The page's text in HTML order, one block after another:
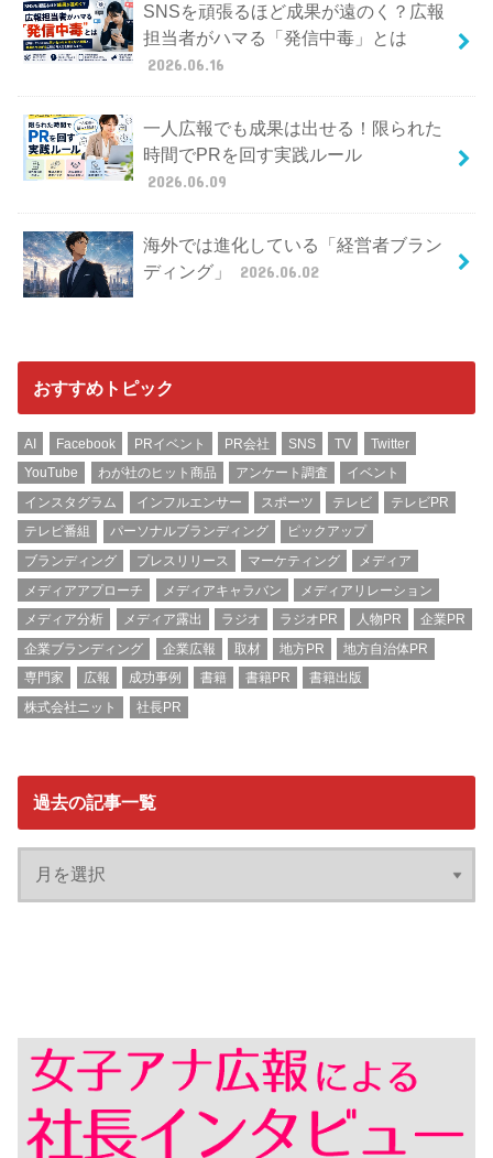
SNSを頑張るほど成果が遠のく？広報
担当者がハマる「発信中毒」とは
2026.06.16
一人広報でも成果は出せる！限られた
時間でPRを回す実践ルール
2026.06.09
海外では進化している「経営者ブラン
ディング」
2026.06.02
おすすめトピック
AI Facebook PRイベント PR会社 SNS TV
Twitter
YouTube
わが社のヒット商品 アンケート調査
イベント
インスタグラム
インフルエンサー スポーツ テレビ
テレビPR
テレビ番組
パーソナルブランディング
ピックアップ
ブランディング
プレスリリース マーケティング
メディア
メディアアプローチ
メディアキャラバン
メディアリレーション
メディア分析
メディア露出 ラジオ ラジオPR 人物PR
企業PR
企業ブランディング
企業広報 取材 地方PR
地方自治体PR
専門家
広報 成功事例 書籍 書籍PR
書籍出版
株式会社ニット
社長PR
過去の記事一覧